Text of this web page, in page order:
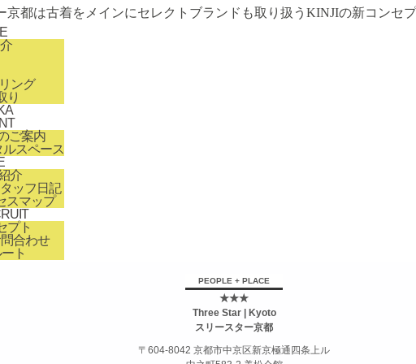
京都は古着をメインにセレクトブランドも取り扱うKINJIの新コンセ
ング
り
ご案内
ルスペース
介
ッフ日記
スマップ
プト
合わせ
ト
PEOPLE + PLACE
★★★
Three Star | Kyoto
スリースター京都
〒604-8042 京都市中京区新京極通四条上ル